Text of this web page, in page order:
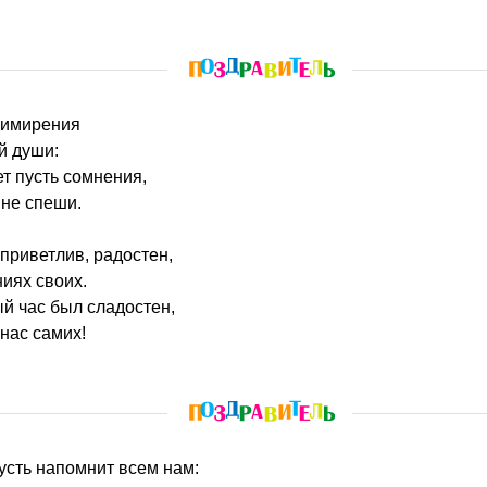
души:
пусть сомнения,
не спеши.
радостен,
своих.
час был сладостен,
самих!
напомнит всем нам: